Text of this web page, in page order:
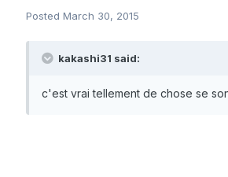
Posted March 30, 2015
kakashi31 said:
c'est vrai tellement de chose se